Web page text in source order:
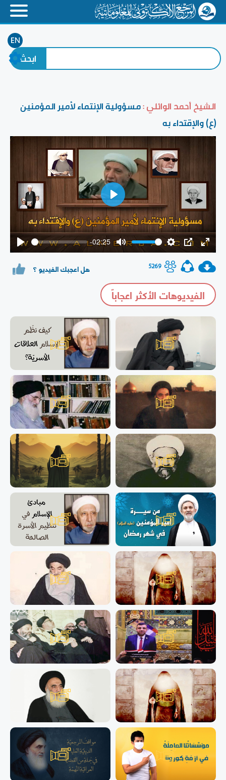
EN
الشيخ أحمد الوائلي :مسؤولية الإنتماء لأمير المؤمنين
(ع) والإقتداء به
Play
-02:25
Mute
Settings
PIP Enter
Play
5269 هل اعجبك الفيديو ؟
الفيديوهات الأكثر اعجاباً